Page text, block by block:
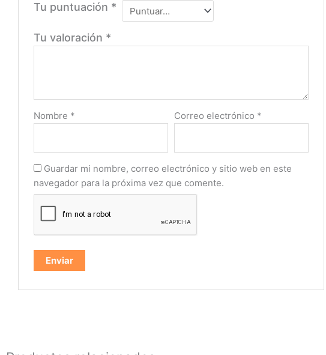
Tu puntuación *
Tu valoración *
Nombre * Correo electrónico *
Guardar mi nombre, correo electrónico y sitio web en este
navegador para la próxima vez que comente.